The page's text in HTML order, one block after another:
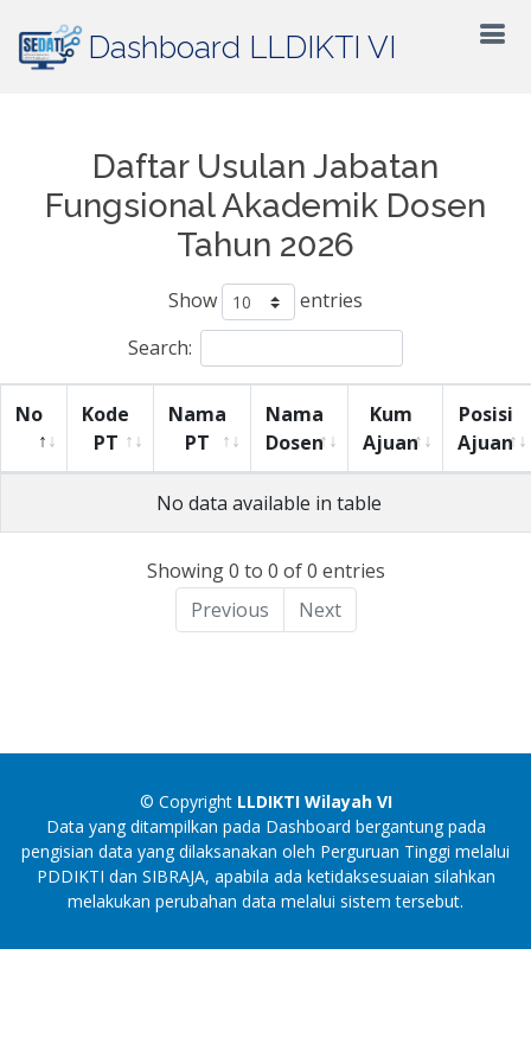
Dashboard LLDIKTI VI
Daftar Usulan Jabatan
Fungsional Akademik Dosen
Tahun 2026
Show
entries
Search:
No
Kode
PT
Nama
PT
Nama
Dosen
Kum
Ajuan
Posisi
Ajuan
No data available in table
Showing 0 to 0 of 0 entries
Previous
Next
© Copyright LLDIKTI Wilayah VI
Data yang ditampilkan pada Dashboard bergantung pada
pengisian data yang dilaksanakan oleh Perguruan Tinggi melalui
PDDIKTI dan SIBRAJA, apabila ada ketidaksesuaian silahkan
melakukan perubahan data melalui sistem tersebut.